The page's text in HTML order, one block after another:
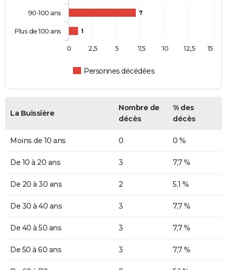
7
1
Personnes décédées
90-100 ans
Plus de 100 ans
0 2,5 5 7,5 10 12,5 15
La Buissière
Nombre de
décès
% des
décès
Moins de 10 ans 0 0 %
De 10 à 20 ans 3 7,7 %
De 20 à 30 ans 2 5,1 %
De 30 à 40 ans 3 7,7 %
De 40 à 50 ans 3 7,7 %
De 50 à 60 ans 3 7,7 %